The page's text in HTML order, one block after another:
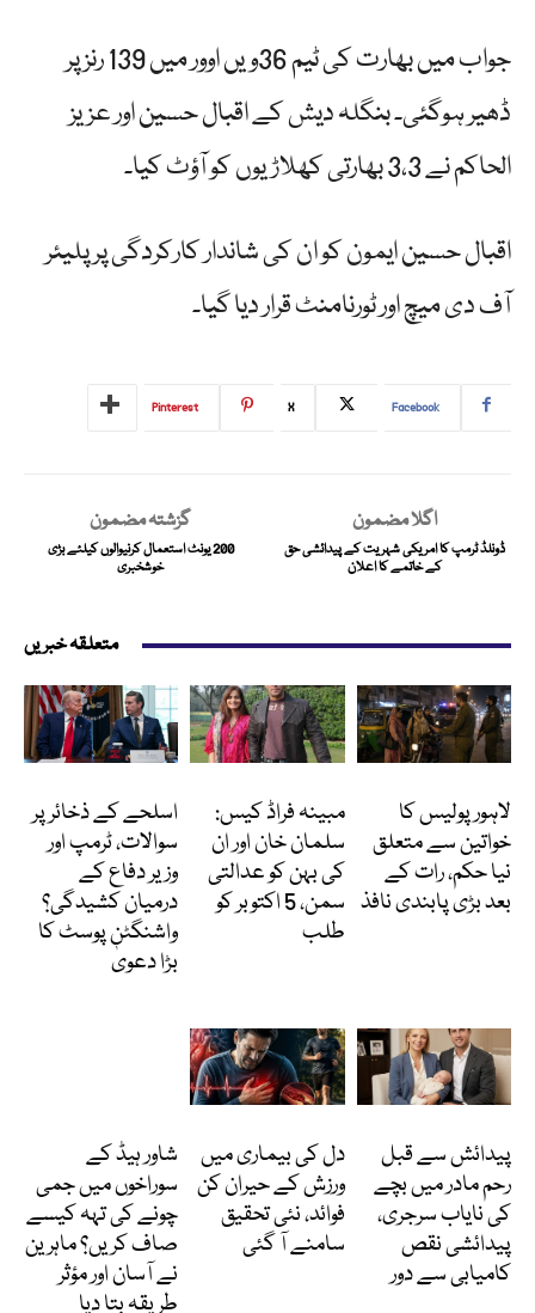
جواب میں بھارت کی ٹیم 36ویں اوور میں 139 رنز پر
ڈھیر ہوگئی۔ بنگلہ دیش کے اقبال حسین اور عزیز
الحاکم نے 3،3 بھارتی کھلاڑیوں کو آؤٹ کیا۔
اقبال حسین ایمون کو ان کی شاندار کارکردگی پر پلیئر
آف دی میچ اور ٹورنامنٹ قرار دیا گیا۔
Facebook
X
Pinterest
گزشتہ مضمون
200 یونٹ استعمال کرنیوالوں کیلئے بڑی
خوشخبری
اگلا مضمون
ڈونلڈ ٹرمپ کا امریکی شہریت کے پیدائشی حق
کے خاتمے کا اعلان
متعلقہ خبریں
لاہور پولیس کا
خواتین سے متعلق
نیا حکم، رات کے
بعد بڑی پابندی نافذ
مبینہ فراڈ کیس:
سلمان خان اور ان
کی بہن کو عدالتی
سمن، 5 اکتوبر کو
طلب
اسلحے کے ذخائر پر
سوالات، ٹرمپ اور
وزیر دفاع کے
درمیان کشیدگی؟
واشنگٹن پوسٹ کا
بڑا دعویٰ
پیدائش سے قبل
رحم مادر میں بچے
کی نایاب سرجری،
پیدائشی نقص
کامیابی سے دور
دل کی بیماری میں
ورزش کے حیران کن
فوائد، نئی تحقیق
سامنے آ گئی
شاور ہیڈ کے
سوراخوں میں جمی
چونے کی تہہ کیسے
صاف کریں؟ ماہرین
نے آسان اور مؤثر
طریقہ بتا دیا